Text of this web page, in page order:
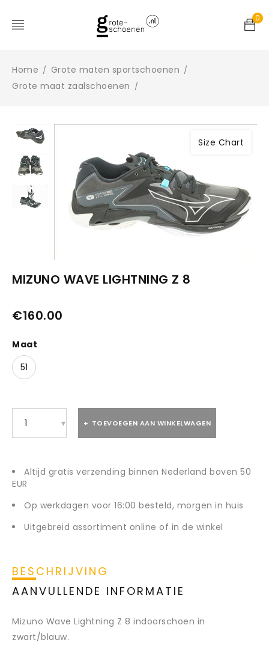
0
Home / Grote maten sportschoenen /
Grote maat zaalschoenen /
Size Chart
MIZUNO WAVE LIGHTNING Z 8
€160.00
Maat
51
TOEVOEGEN AAN WINKELWAGEN
Altijd gratis verzending binnen Nederland boven 50
EUR
Op werkdagen voor 16:00 besteld, morgen in huis
Uitgebreid assortiment online of in de winkel
BESCHRIJVING
AANVULLENDE INFORMATIE
Mizuno Wave Lightning Z 8 indoorschoen in
zwart/blauw.